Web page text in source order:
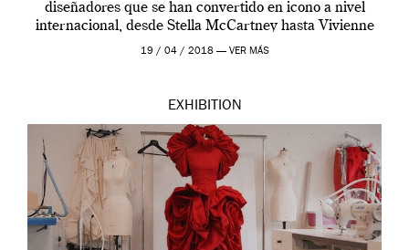
diseñadores que se han convertido en icono a nivel
internacional, desde Stella McCartney hasta Vivienne
Westwood pasando […]
19 / 04 / 2018 — VER MÁS
EXHIBITION